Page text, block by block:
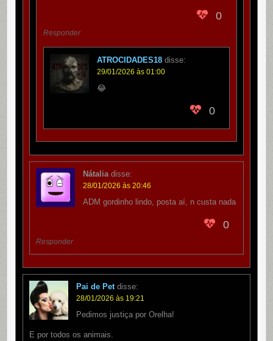
0
Responder
ATROCIDADES18 disse:
29/01/2026 às 01:00
😂
0
Nátalia disse:
28/01/2026 às 20:46
ADM gordinho lindo, posta aí, n custa nada
0
Responder
Pai de Pet disse:
28/01/2026 às 19:21
Pedimos justiça por Orelha!
E por todos os animais.